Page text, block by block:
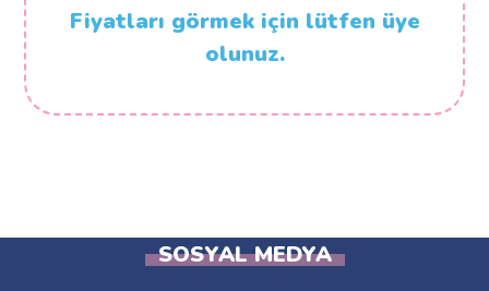
Fiyatları görmek için lütfen üye
olunuz.
SOSYAL MEDYA